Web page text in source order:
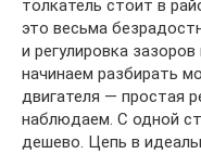
толкатель стоит в
это весьма
и регулировка
начинаем разбирать
двигателя — простая
наблюдаем. С одной
дешево. Цепь в